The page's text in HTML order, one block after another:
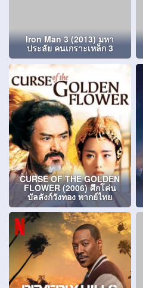
Iron Man 3 (2013) มหา
ประลัย คนเกราะเหล็ก 3
CURSE OF THE GOLDEN
FLOWER (2006) ศึกโค่น
บัลลังก์วังทอง พากย์ไทย